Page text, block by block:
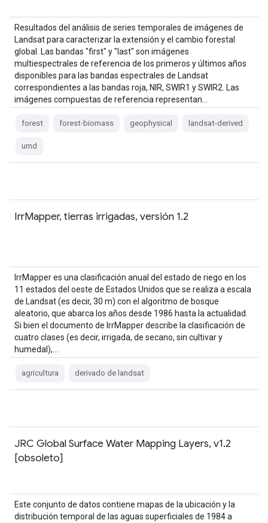
Resultados del análisis de series temporales de imágenes de
Landsat para caracterizar la extensión y el cambio forestal
global. Las bandas "first" y "last" son imágenes
multiespectrales de referencia de los primeros y últimos años
disponibles para las bandas espectrales de Landsat
correspondientes a las bandas roja, NIR, SWIR1 y SWIR2. Las
imágenes compuestas de referencia representan…
forest forest-biomass geophysical landsat-derived
umd
IrrMapper, tierras irrigadas, versión 1.2
IrrMapper es una clasificación anual del estado de riego en los
11 estados del oeste de Estados Unidos que se realiza a escala
de Landsat (es decir, 30 m) con el algoritmo de bosque
aleatorio, que abarca los años desde 1986 hasta la actualidad.
Si bien el documento de IrrMapper describe la clasificación de
cuatro clases (es decir, irrigada, de secano, sin cultivar y
humedal),…
agricultura derivado de landsat
JRC Global Surface Water Mapping Layers, v1.2
[obsoleto]
Este conjunto de datos contiene mapas de la ubicación y la
distribución temporal de las aguas superficiales de 1984 a